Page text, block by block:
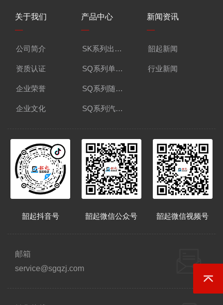
我们
简介
认证
荣誉
文化
产品中心
SK系列出口单吊机
SQ系列单吊机
SQ系列随车起重运输车
SQ系列汽车起重机
新闻资讯
韶起新闻
行业新闻
韶起抖音号 韶起微信公众号 韶起微信视频号
邮箱
service@sgqzj.com
返回